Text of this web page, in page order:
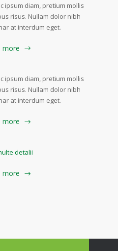
ipsum diam, pretium mollis
risus. Nullam dolor nibh
at interdum eget.
more
ipsum diam, pretium mollis
risus. Nullam dolor nibh
at interdum eget.
more
detalii
more